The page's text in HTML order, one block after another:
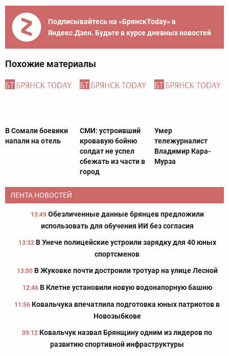
Подписывайтесь на «БрянскToday» в
Яндекс.Дзен. Будьте в курсе дневных новостей
Похожие материалы
В Сомали боевики
напали на отель
СМИ: устроивший
кровавую бойню
солдат не успел
сбежать из части в
город
Умер
тележурналист
Владимир Кара-
Мурза
ЛЕНТА НОВОСТЕЙ
13:49 Обезличенные данные брянцев предложили
использовать для обучения ИИ без согласия
13:32 В Унече полицейские устроили зарядку для 40 юных
спортсменов
13:00 В Жуковке почти достроили тротуар на улице Лесной
12:46 В Клетне установили новую водонапорную башню
11:56 Ковальчука впечатлила подготовка юных патриотов в
Новозыбкове
09:12 Ковальчук назвал Брянщину одним из лидеров по
развитию спортивной инфраструктуры